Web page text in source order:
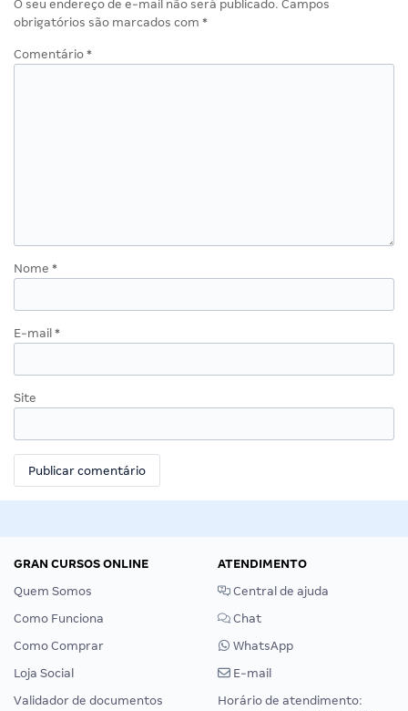
O seu endereço de e-mail não será publicado. Campos
obrigatórios são marcados com *
Comentário *
Nome *
E-mail *
Site
GRAN CURSOS ONLINE
Quem Somos
Como Funciona
Como Comprar
Loja Social
Validador de documentos
ATENDIMENTO
Central de ajuda
Chat
WhatsApp
E-mail
Horário de atendimento: